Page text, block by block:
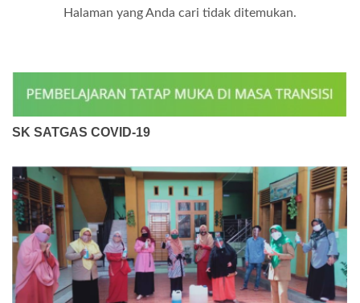
Halaman yang Anda cari tidak ditemukan.
SK SATGAS COVID-19